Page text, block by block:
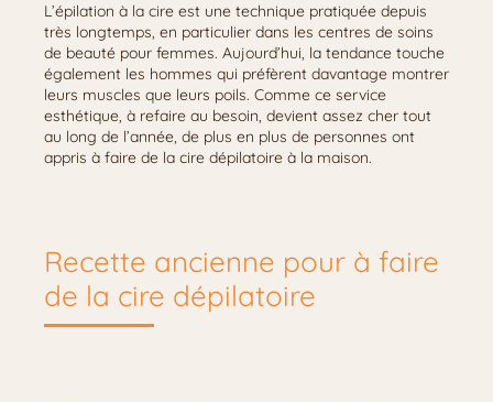
L’épilation à la cire est une technique pratiquée depuis
très longtemps, en particulier dans les centres de soins
de beauté pour femmes. Aujourd’hui, la tendance touche
également les hommes qui préfèrent davantage montrer
leurs muscles que leurs poils. Comme ce service
esthétique, à refaire au besoin, devient assez cher tout
au long de l’année, de plus en plus de personnes ont
appris à faire de la cire dépilatoire à la maison.
Recette ancienne pour à faire
de la cire dépilatoire